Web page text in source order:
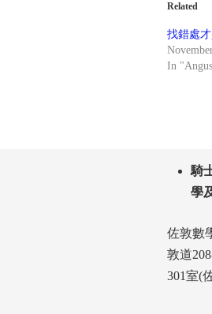
Related
找錯處
In
騎
學
佐敦數
敦道
301室(